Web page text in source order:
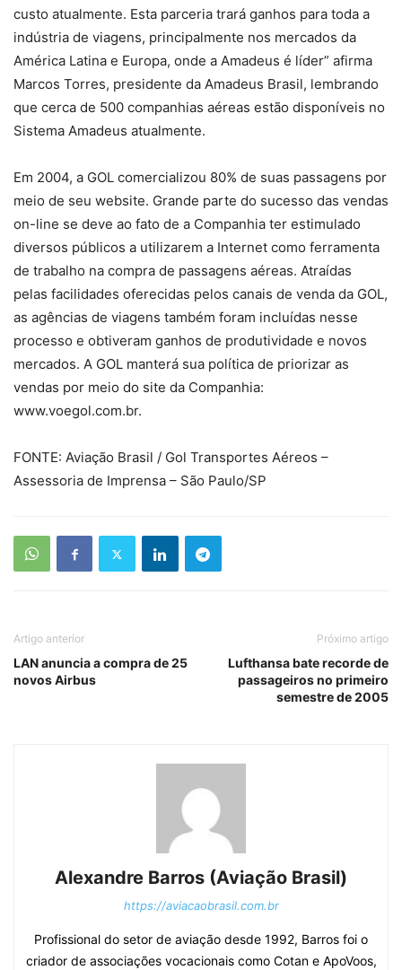
custo atualmente. Esta parceria trará ganhos para toda a
indústria de viagens, principalmente nos mercados da
América Latina e Europa, onde a Amadeus é líder” afirma
Marcos Torres, presidente da Amadeus Brasil, lembrando
que cerca de 500 companhias aéreas estão disponíveis no
Sistema Amadeus atualmente.
Em 2004, a GOL comercializou 80% de suas passagens por
meio de seu website. Grande parte do sucesso das vendas
on-line se deve ao fato de a Companhia ter estimulado
diversos públicos a utilizarem a Internet como ferramenta
de trabalho na compra de passagens aéreas. Atraídas
pelas facilidades oferecidas pelos canais de venda da GOL,
as agências de viagens também foram incluídas nesse
processo e obtiveram ganhos de produtividade e novos
mercados. A GOL manterá sua política de priorizar as
vendas por meio do site da Companhia:
www.voegol.com.br.
FONTE: Aviação Brasil / Gol Transportes Aéreos –
Assessoria de Imprensa – São Paulo/SP
Artigo anterior
LAN anuncia a compra de 25
novos Airbus
Próximo artigo
Lufthansa bate recorde de
passageiros no primeiro
semestre de 2005
Alexandre Barros (Aviação Brasil)
https://aviacaobrasil.com.br
Profissional do setor de aviação desde 1992, Barros foi o
criador de associações vocacionais como Cotan e ApoVoos,